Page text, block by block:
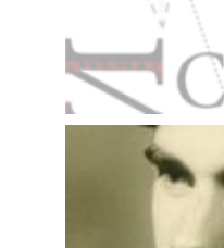
Однак місцева влада
вільним робітником. Зиґмунд
кар'єрі, а згодом – у відділі
нібито подвійним: лише у 1955
працювали у Жезказгані,
Польщі.
До 1956 р. Зиґмунд
від’їзду, і, нарешті, в 1957 р.
оселився в Глубчицях
кордону), де почав
Інтерв'ю з Зиґмундом